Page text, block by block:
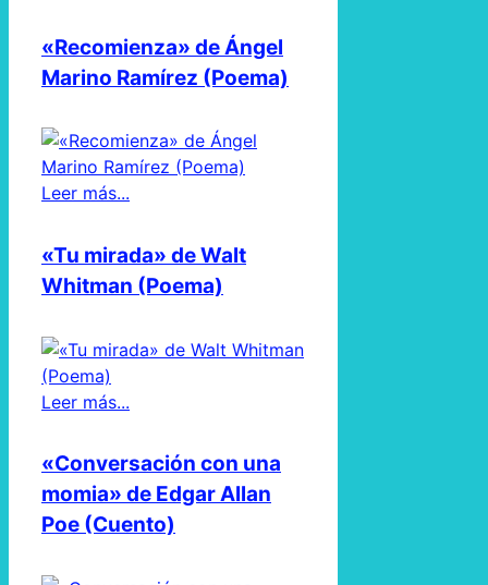
«Recomienza» de Ángel
Marino Ramírez (Poema)
Leer más...
«Tu mirada» de Walt
Whitman (Poema)
Leer más...
«Conversación con una
momia» de Edgar Allan
Poe (Cuento)